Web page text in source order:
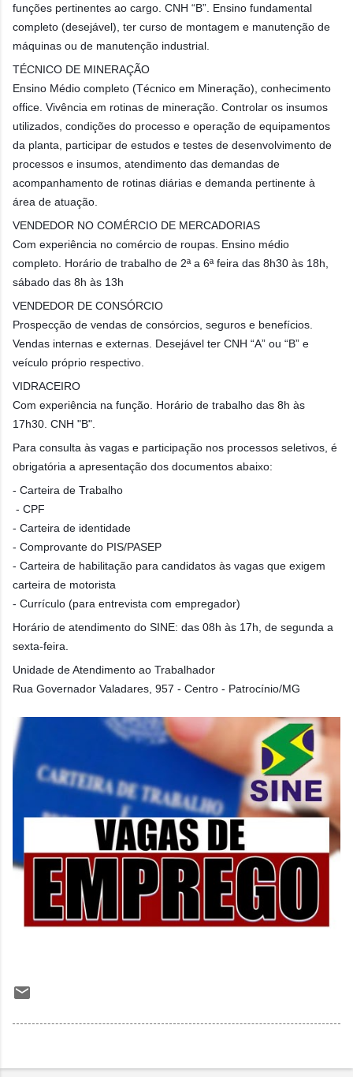
funções pertinentes ao cargo. CNH “B”. Ensino fundamental
completo (desejável), ter curso de montagem e manutenção de
máquinas ou de manutenção industrial.
TÉCNICO DE MINERAÇÃO
Ensino Médio completo (Técnico em Mineração), conhecimento
office. Vivência em rotinas de mineração. Controlar os insumos
utilizados, condições do processo e operação de equipamentos
da planta, participar de estudos e testes de desenvolvimento de
processos e insumos, atendimento das demandas de
acompanhamento de rotinas diárias e demanda pertinente à
área de atuação.
VENDEDOR NO COMÉRCIO DE MERCADORIAS
Com experiência no comércio de roupas. Ensino médio
completo. Horário de trabalho de 2ª a 6ª feira das 8h30 às 18h,
sábado das 8h às 13h
VENDEDOR DE CONSÓRCIO
Prospecção de vendas de consórcios, seguros e benefícios.
Vendas internas e externas. Desejável ter CNH “A” ou “B” e
veículo próprio respectivo.
VIDRACEIRO
Com experiência na função. Horário de trabalho das 8h às
17h30. CNH "B".
Para consulta às vagas e participação nos processos seletivos, é
obrigatória a apresentação dos documentos abaixo:
- Carteira de Trabalho
- CPF
- Carteira de identidade
- Comprovante do PIS/PASEP
- Carteira de habilitação para candidatos às vagas que exigem
carteira de motorista
- Currículo (para entrevista com empregador)
Horário de atendimento do SINE: das 08h às 17h, de segunda a
sexta-feira.
Unidade de Atendimento ao Trabalhador
Rua Governador Valadares, 957 - Centro - Patrocínio/MG